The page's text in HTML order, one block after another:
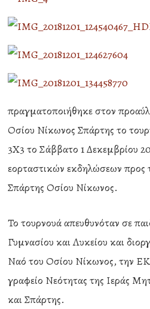
πραγματοποιήθηκε στον
Οσίου Νίκωνος Σπάρτης το
3Χ3 το Σάββατο 1 Δεκεμβρίου
εορταστικών εκδηλώσεων προς
Σπάρτης Οσίου Νίκωνος.
Το τουρνουά απευθυνόταν σε
Γυμνασίου και Λυκείου και
Ναό του Οσίου Νίκωνος, την
γραφείο Νεότητας της Ιεράς
και Σπάρτης.